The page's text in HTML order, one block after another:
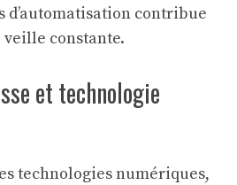
d’automatisation contribue
constante.
et technologie
technologies numériques,